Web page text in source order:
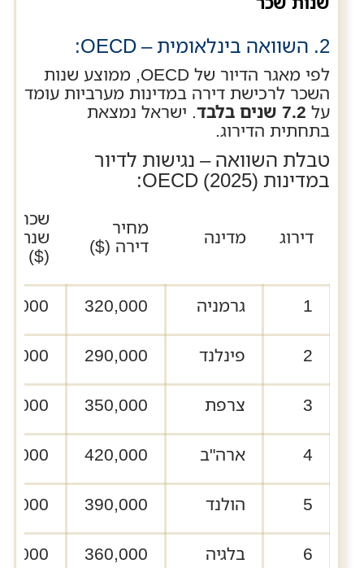
2. השוואה בינלאומית – OECD:
לפי מאגר הדיור של OECD, ממוצע שנות
השכר לרכישת דירה במדינות מערביות עומד
על 7.2 שנים בלבד
. ישראל נמצאת
בתחתית הדירוג.
טבלת השוואה – נגישות לדיור
במדינות OECD (2025):
דירוג מדינה
מחיר
דירה ($)
שכר
שנתי
($)
1 גרמניה 320,000
2 פינלנד 290,000
3 צרפת 350,000
4 ארה"ב 420,000
5 הולנד 390,000
6 בלגיה 360,000